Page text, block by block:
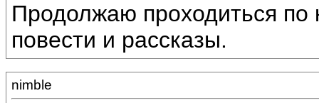
Продолжаю проходиться по
повести и рассказы.
nimble